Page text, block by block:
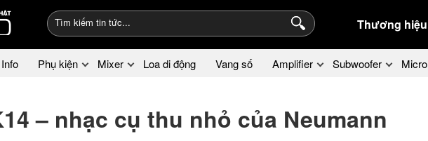
Thương hiệu
Info Phụ kiện Mixer Loa di động Vang số Amplifier Subwoofer Micro
– nhạc cụ thu nhỏ của Neumann